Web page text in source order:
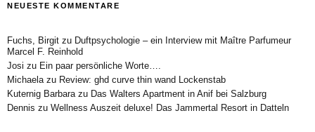
NEUESTE KOMMENTARE
Fuchs, Birgit zu Duftpsychologie – ein Interview mit Maître Parfumeur
Marcel F. Reinhold
Josi zu Ein paar persönliche Worte….
Michaela zu Review: ghd curve thin wand Lockenstab
Kuternig Barbara zu Das Walters Apartment in Anif bei Salzburg
Dennis zu Wellness Auszeit deluxe! Das Jammertal Resort in Datteln